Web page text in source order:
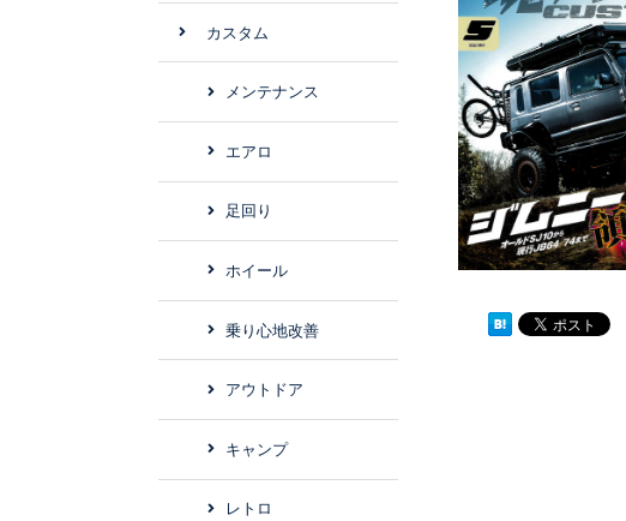
カスタム
メンテナンス
エアロ
足回り
ホイール
乗り心地改善
アウトドア
キャンプ
レトロ